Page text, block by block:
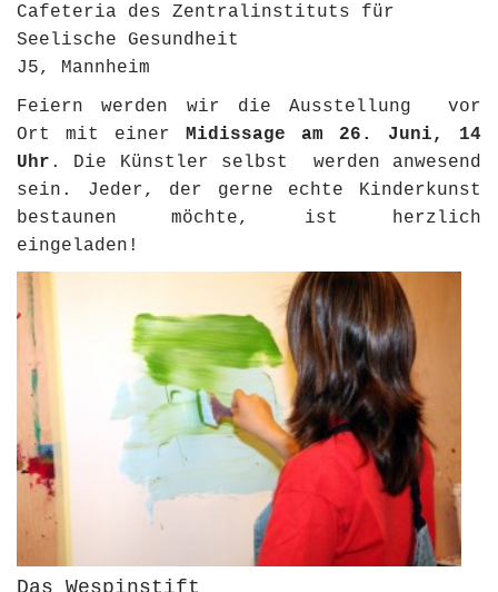
Cafeteria des Zentralinstituts für
Seelische Gesundheit
J5, Mannheim
Feiern werden wir die Ausstellung vor
Ort mit einer
Midissage am 26. Juni, 14
Uhr . Die Künstler selbst werden anwesend
sein. Jeder, der gerne echte Kinderkunst
bestaunen möchte, ist herzlich
eingeladen!
Das Wespinstift